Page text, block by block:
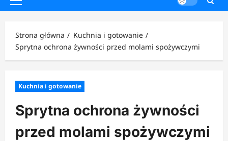
Menu
Strona główna
Kuchnia i gotowanie
Sprytna ochrona żywności przed molami spożywczymi
Kuchnia i gotowanie
Sprytna ochrona żywności
przed molami spożywczymi